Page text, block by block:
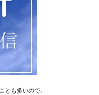
とも多いので、